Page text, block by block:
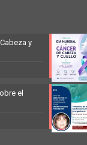
y
el